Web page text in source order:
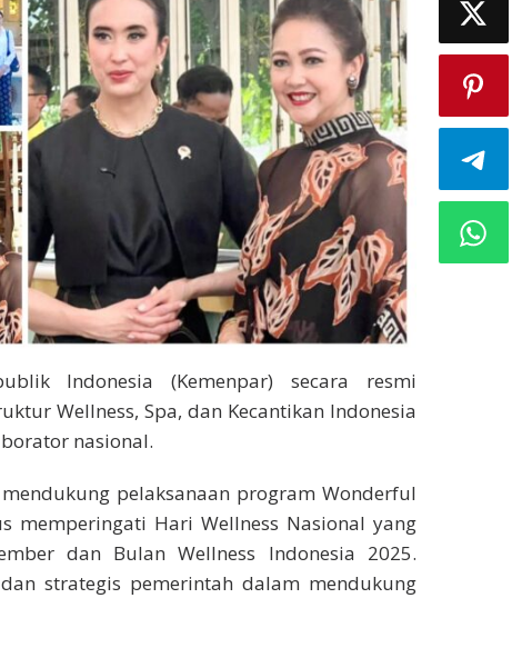
Indonesia (Kemenpar) secara resmi
Wellness, Spa, dan Kecantikan Indonesia
nasional.
pelaksanaan program Wonderful
memperingati Hari Wellness Nasional yang
dan Bulan Wellness Indonesia 2025.
strategis pemerintah dalam mendukung